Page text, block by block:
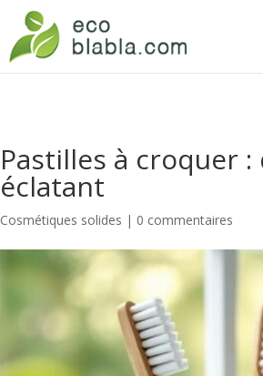
Pastilles à croquer
éclatant
Cosmétiques solides | 0 commentaires